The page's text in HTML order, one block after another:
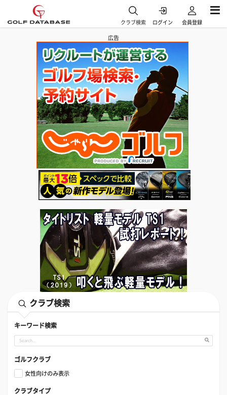
クラブ検索 ログイン 会員登録
広告
クラブ検索
キーワード検索
ゴルフクラブ
女性向けのみ表示
クラブタイプ